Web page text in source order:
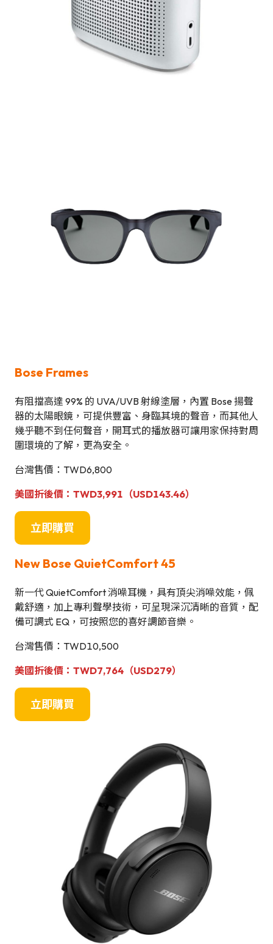
Bose Frames
有阻擋高達 99% 的 UVA/UVB 射線塗層，內置 Bose 揚聲
器的太陽眼鏡，可提供豐富、身臨其境的聲音，而其他人
幾乎聽不到任何聲音，開耳式的播放器可讓用家保持對周
圍環境的了解，更為安全。
台灣售價：TWD6,800
美國折後價：TWD3,991 （USD143.46）
立即購買
New Bose QuietComfort 45
新一代 QuietComfort 消噪⽿機，具有頂尖消噪效能，佩
戴舒適，加上專利聲學技術，可呈現深沉清晰的音質，配
備可調式 EQ，可按照您的喜好調節音樂。
台灣售價：TWD10,500
美國折後價：TWD7,764 （USD279）
立即購買